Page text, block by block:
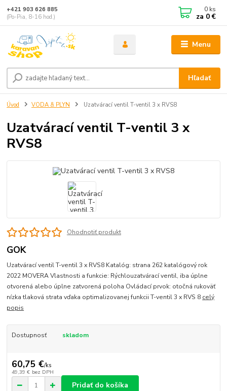
Menu
Hľadať
+421 903 626 885
(Po-Pia, 8-16 hod.)
0 ks
za 0 €
Úvod VODA & PLYN Uzatvárací ventil T-ventil 3 x RVS8
Uzatvárací ventil T-ventil 3 x
RVS8
Ohodnotiť produkt
GOK
Uzatvárací ventil T-ventil 3 x RVS8 Katalóg: strana 262 katalógový rok
2022 MOVERA Vlastnosti a funkcie: Rýchlouzatvárací ventil, iba úplne
otvorená alebo úplne zatvorená poloha Ovládací prvok: otočná rukoväť
nízka tlaková strata vďaka optimalizovanej funkcii T-ventil 3 x RVS 8 celý
popis
Dostupnosť skladom
60,75 €/ks
49,39 € bez DPH
Pridať do košíka